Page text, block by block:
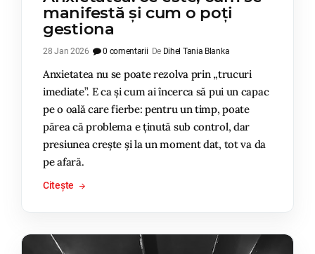
manifestă și cum o poți
gestiona
28 Jan 2026 0 comentarii De Dihel Tania Blanka
Anxietatea nu se poate rezolva prin „trucuri
imediate”. E ca și cum ai încerca să pui un capac
pe o oală care fierbe: pentru un timp, poate
părea că problema e ținută sub control, dar
presiunea crește și la un moment dat, tot va da
pe afară.
Citește